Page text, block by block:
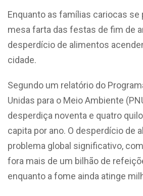
Enquanto as famílias cariocas se
mesa farta das festas de fim de
desperdício de alimentos
cidade.
Segundo um relatório do
Unidas para o Meio Ambiente
desperdiça noventa e quatro
capita por ano. O desperdício de
problema global significativo,
fora mais de um bilhão de
enquanto a fome ainda atinge